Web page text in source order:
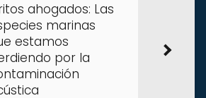
ahogados: Las
marinas
estamos
por la